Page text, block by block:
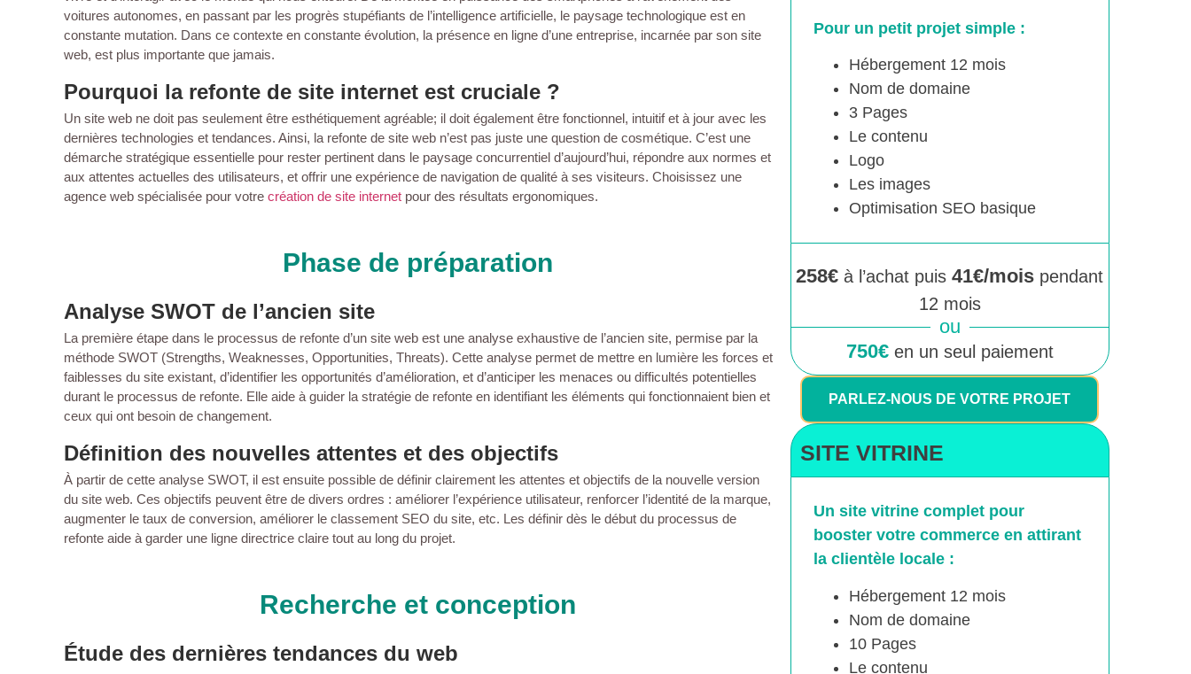
voitures autonomes, en passant par les progrès stupéfiants de l’intelligence artificielle, le paysage technologique est en
constante mutation. Dans ce contexte en constante évolution, la présence en ligne d’une entreprise, incarnée par son site
web, est plus importante que jamais.
Pourquoi la refonte de site internet est cruciale ?
Un site web ne doit pas seulement être esthétiquement agréable; il doit également être fonctionnel, intuitif et à jour avec les
dernières technologies et tendances. Ainsi, la refonte de site web n’est pas juste une question de cosmétique. C’est une
démarche stratégique essentielle pour rester pertinent dans le paysage concurrentiel d’aujourd’hui, répondre aux normes et
aux attentes actuelles des utilisateurs, et offrir une expérience de navigation de qualité à ses visiteurs. Choisissez une
agence web spécialisée pour votre création de site internet pour des résultats ergonomiques.
Phase de préparation
Analyse SWOT de l’ancien site
La première étape dans le processus de refonte d’un site web est une analyse exhaustive de l’ancien site, permise par la
méthode SWOT (Strengths, Weaknesses, Opportunities, Threats). Cette analyse permet de mettre en lumière les forces et
faiblesses du site existant, d’identifier les opportunités d’amélioration, et d’anticiper les menaces ou difficultés potentielles
durant le processus de refonte. Elle aide à guider la stratégie de refonte en identifiant les éléments qui fonctionnaient bien et
ceux qui ont besoin de changement.
Définition des nouvelles attentes et des objectifs
À partir de cette analyse SWOT, il est ensuite possible de définir clairement les attentes et objectifs de la nouvelle version
du site web. Ces objectifs peuvent être de divers ordres : améliorer l’expérience utilisateur, renforcer l’identité de la marque,
augmenter le taux de conversion, améliorer le classement SEO du site, etc. Les définir dès le début du processus de
refonte aide à garder une ligne directrice claire tout au long du projet.
Recherche et conception
Étude des dernières tendances du web
Pour un petit projet simple :
Hébergement 12 mois
Nom de domaine
3 Pages
Le contenu
Logo
Les images
Optimisation SEO basique
258€à l’achat puis41€/mois pendant
12 mois
ou
750€en un seul paiement
PARLEZ-NOUS DE VOTRE PROJET
SITE VITRINE
Un site vitrine complet pour
booster votre commerce en attirant
la clientèle locale :
Hébergement 12 mois
Nom de domaine
10 Pages
Le contenu